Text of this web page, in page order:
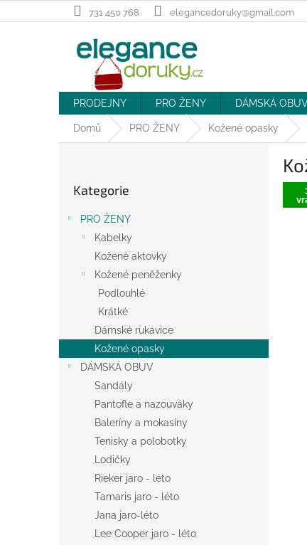
na
731 450 768 elegancedoruky@gmail.com
PRODEJNY PRO ŽENY DÁMSKÁ
Domů PRO ŽENY Kožené opasky
e
l
kategorie
Kategorie
PRO ŽENY
Kabelky
Kožené aktovky
Kožené peněženky
Podlouhlé
Krátké
Dámské rukavice
Kožené opasky
DÁMSKÁ OBUV
Sandály
Pantofle a nazouváky
Baleríny a mokasíny
Tenisky a polobotky
Lodičky
Rieker jaro - léto
Tamaris jaro - léto
Jana jaro-léto
Lee Cooper jaro - léto